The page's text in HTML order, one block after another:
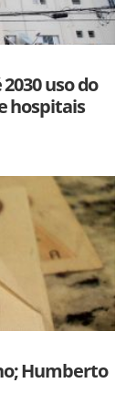
uso do
hospitais
Humberto